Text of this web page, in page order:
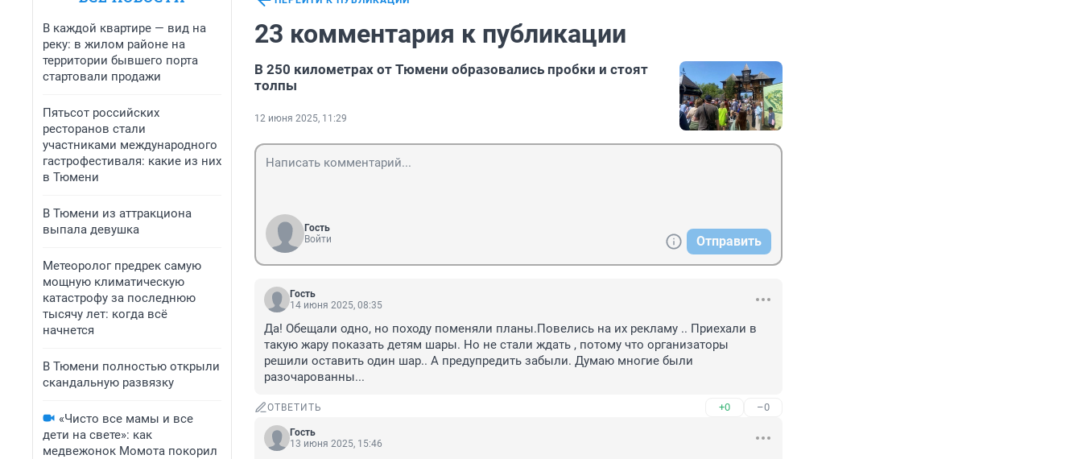
В каждой квартире — вид на
реку: в жилом районе на
территории бывшего порта
стартовали продажи
Пятьсот российских
ресторанов стали
участниками международного
гастрофестиваля: какие из них
в Тюмени
В Тюмени из аттракциона
выпала девушка
Метеоролог предрек самую
мощную климатическую
катастрофу за последнюю
тысячу лет: когда всё
начнется
В Тюмени полностью открыли
скандальную развязку
«Чисто все мамы и все
дети на свете»: как
медвежонок Момота покорил
23 комментария к публикации
В 250 километрах от Тюмени образовались пробки и стоят
толпы
12 июня 2025, 11:29
Гость
Войти
Отправить
Гость
14 июня 2025, 08:35
Да! Обещали одно, но походу поменяли планы.Повелись на их рекламу .. Приехали в
такую жару показать детям шары. Но не стали ждать , потому что организаторы
решили оставить один шар.. А предупредить забыли. Думаю многие были
разочарованны...
ОТВЕТИТЬ +0 –0
Гость
13 июня 2025, 15:46